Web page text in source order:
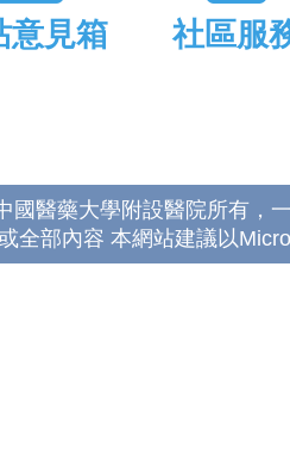
意見箱 社區服
國醫藥大學附設醫院所有，
全部內容 本網站建議以